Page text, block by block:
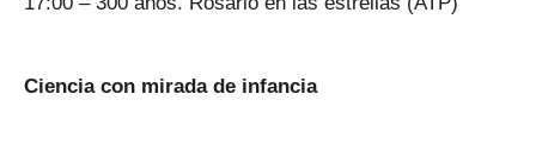
Ciencia con mirada de infancia